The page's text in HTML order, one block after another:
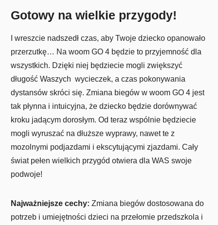
Gotowy na wielkie przygody!
I wreszcie nadszedł czas, aby Twoje dziecko opanowało
przerzutkę… Nawoom GO 4 będzie to przyjemność dla
wszystkich. Dzięki niej będziecie mogli zwiększyć
długość Waszych wycieczek, a czas pokonywania
dystansów skróci się. Zmiana biegów wwoom GO 4 jest
tak płynna i intuicyjna, że dziecko będzie dorównywać
kroku jadącym dorosłym. Od teraz wspólnie będziecie
mogli wyruszać na dłuższe wyprawy, nawet te z
mozolnymi podjazdami i ekscytującymi zjazdami. Cały
świat pełen wielkich przygód otwiera dla WAS swoje
podwoje!
Najważniejsze cechy: Zmiana biegów dostosowana do
potrzeb i umiejętności dzieci na przełomie przedszkola i